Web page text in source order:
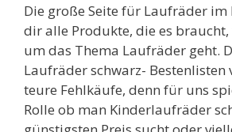
Die große Seite für Laufräder
dir alle Produkte, die es braucht,
um das Thema Laufräder geht.
Laufräder schwarz- Bestenlisten
teure Fehlkäufe, denn für uns
Rolle ob man Kinderlaufräder